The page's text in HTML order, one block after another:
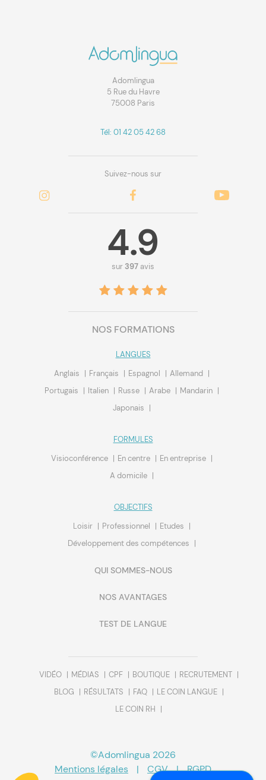
Adomlingua
5 Rue du Havre
75008 Paris
Tél: 01 42 05 42 68
Suivez-nous sur
4.9
sur397 avis
NOS FORMATIONS
LANGUES
Anglais
Français Espagnol
Allemand
Portugais
Italien Russe Arabe
Mandarin
Japonais
FORMULES
Visioconférence
En centre
En entreprise
A domicile
OBJECTIFS
Loisir
Professionnel
Etudes
Développement des compétences
QUI SOMMES-NOUS
NOS AVANTAGES
TEST DE LANGUE
VIDÉO MÉDIAS CPF BOUTIQUE
RECRUTEMENT
BLOG
RÉSULTATS FAQ
LE COIN LANGUE
LE COIN RH
©Adomlingua 2026
Mentions légales
| CGV | RGPD